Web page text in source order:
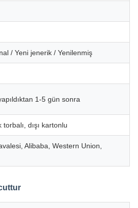
/ Yeni jenerik / Yenilenmiş
1-5 gün sonra
torbalı, dışı kartonlu
Alibaba, Western Union,